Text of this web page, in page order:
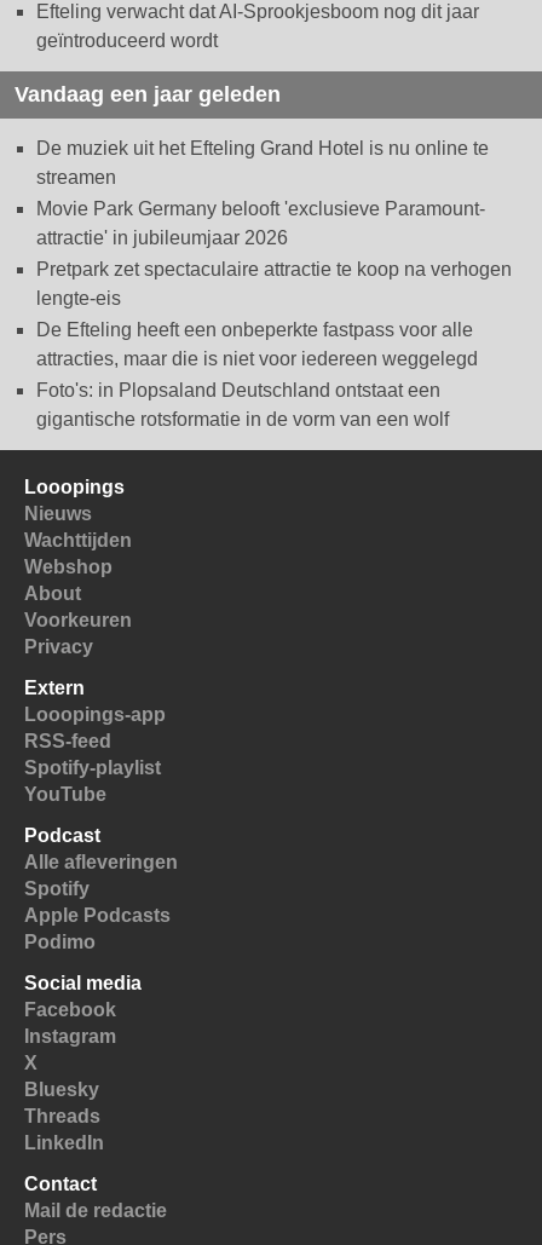
Efteling verwacht dat AI-Sprookjesboom nog dit jaar
geïntroduceerd wordt
Vandaag een jaar geleden
De muziek uit het Efteling Grand Hotel is nu online te
streamen
Movie Park Germany belooft 'exclusieve Paramount-
attractie' in jubileumjaar 2026
Pretpark zet spectaculaire attractie te koop na verhogen
lengte-eis
De Efteling heeft een onbeperkte fastpass voor alle
attracties, maar die is niet voor iedereen weggelegd
Foto's: in Plopsaland Deutschland ontstaat een
gigantische rotsformatie in de vorm van een wolf
Looopings
Nieuws
Wachttijden
Webshop
About
Voorkeuren
Privacy
Extern
Looopings-app
RSS-feed
Spotify-playlist
YouTube
Podcast
Alle afleveringen
Spotify
Apple Podcasts
Podimo
Social media
Facebook
Instagram
X
Bluesky
Threads
LinkedIn
Contact
Mail de redactie
Pers